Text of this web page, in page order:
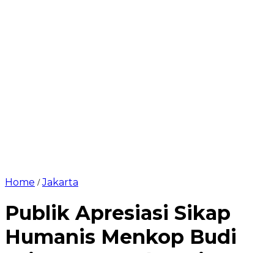
Home /Jakarta
Publik Apresiasi Sikap
Humanis Menkop Budi